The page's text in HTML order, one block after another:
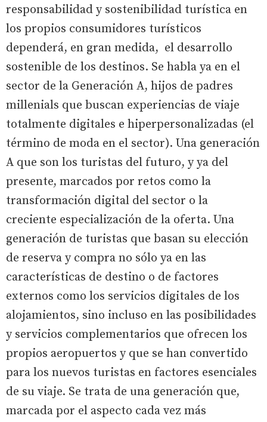
responsabilidad y sostenibilidad turística en
los propios consumidores turísticos
dependerá, en gran medida, el desarrollo
sostenible de los destinos. Se habla ya en el
sector de la Generación A, hijos de padres
millenials que buscan experiencias de viaje
totalmente digitales e hiperpersonalizadas (el
término de moda en el sector). Una generación
A que son los turistas del futuro, y ya del
presente, marcados por retos como la
transformación digital del sector o la
creciente especialización de la oferta. Una
generación de turistas que basan su elección
de reserva y compra no sólo ya en las
características de destino o de factores
externos como los servicios digitales de los
alojamientos, sino incluso en las posibilidades
y servicios complementarios que ofrecen los
propios aeropuertos y que se han convertido
para los nuevos turistas en factores esenciales
de su viaje. Se trata de una generación que,
marcada por el aspecto cada vez más